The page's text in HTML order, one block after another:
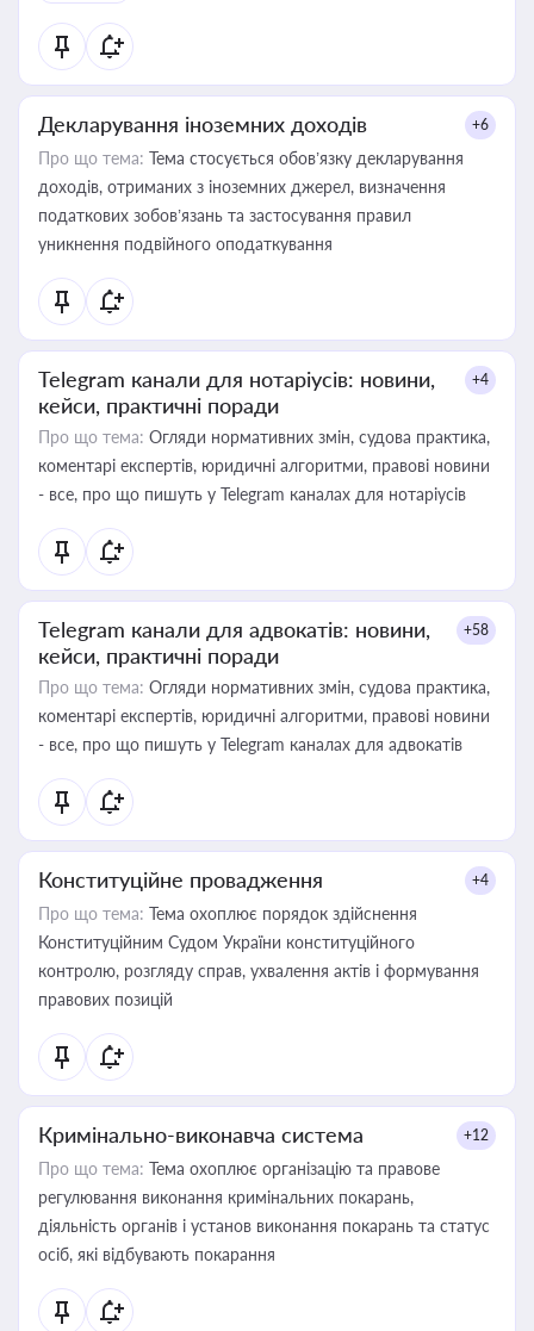
Декларування іноземних доходів +6
Про що тема: Тема стосується обов’язку декларування
доходів, отриманих з іноземних джерел, визначення
податкових зобов’язань та застосування правил
уникнення подвійного оподаткування
Telegram канали для нотаріусів: новини,
кейси, практичні поради
+4
Про що тема: Огляди нормативних змін, судова практика,
коментарі експертів, юридичні алгоритми, правові новини
- все, про що пишуть у Telegram каналах для нотаріусів
Telegram канали для адвокатів: новини,
кейси, практичні поради
+58
Про що тема: Огляди нормативних змін, судова практика,
коментарі експертів, юридичні алгоритми, правові новини
- все, про що пишуть у Telegram каналах для адвокатів
Конституційне провадження +4
Про що тема: Тема охоплює порядок здійснення
Конституційним Судом України конституційного
контролю, розгляду справ, ухвалення актів і формування
правових позицій
Кримінально-виконавча система +12
Про що тема: Тема охоплює організацію та правове
регулювання виконання кримінальних покарань,
діяльність органів і установ виконання покарань та статус
осіб, які відбувають покарання